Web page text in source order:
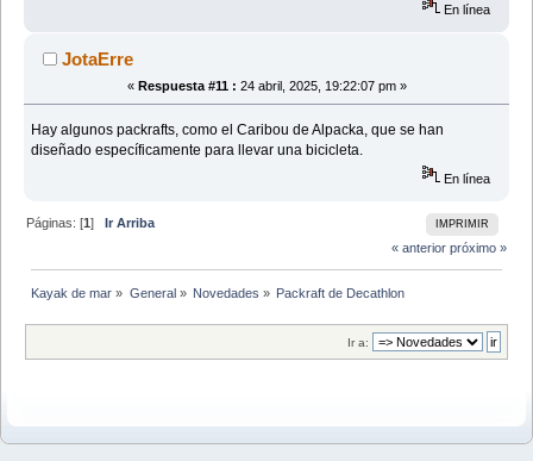
En línea
JotaErre
« Respuesta #11 : 24 abril, 2025, 19:22:07 pm »
Hay algunos packrafts, como el Caribou de Alpacka, que se han
diseñado específicamente para llevar una bicicleta.
En línea
IMPRIMIR
Páginas: [1]Ir Arriba
« anterior próximo »
Kayak de mar » General» Novedades » Packraft de Decathlon
Ir a: